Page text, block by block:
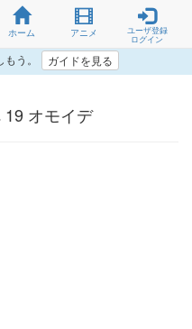
ホーム アニメ
ユーザ登録
ログイン
う。 ガイドを見る
19 オモイデ